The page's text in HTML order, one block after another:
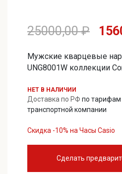
25000,00₽
Мужские кварцевые
UNG8001W коллекции
НЕТ В НАЛИЧИИ
Доставка по РФ по
транспортной компании
Скидка -10% на Часы Casio
Сделать